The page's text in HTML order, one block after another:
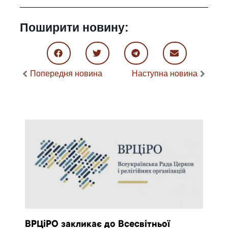
Поширити новину:
Попередня новина Наступна новина
ВРЦіРО закликає до Всесвітньої